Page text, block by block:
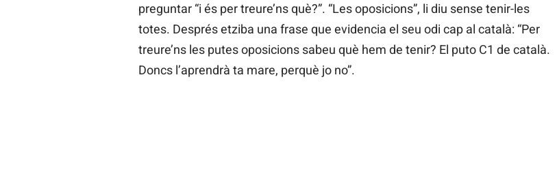
preguntar “i és per treure’ns què?”. “Les oposicions”, li diu sense tenir-les
totes. Després etziba una frase que evidencia el seu odi cap al català: “Per
treure’ns les putes oposicions sabeu què hem de tenir? El puto C1 de català.
Doncs l’aprendrà ta mare, perquè jo no”.